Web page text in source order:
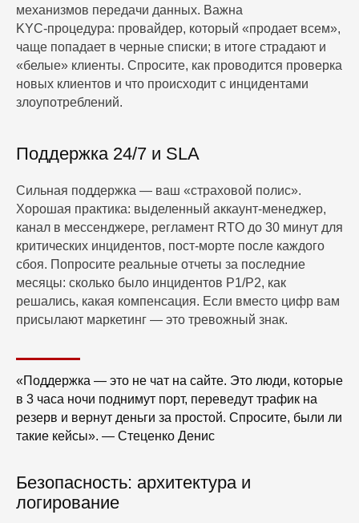
механизмов передачи данных. Важна
KYC‑процедура: провайдер, который «продает всем»,
чаще попадает в черные списки; в итоге страдают и
«белые» клиенты. Спросите, как проводится проверка
новых клиентов и что происходит с инцидентами
злоупотреблений.
Поддержка 24/7 и SLA
Сильная поддержка — ваш «страховой полис».
Хорошая практика: выделенный аккаунт‑менеджер,
канал в мессенджере, регламент RTO до 30 минут для
критических инцидентов, пост‑морте после каждого
сбоя. Попросите реальные отчеты за последние
месяцы: сколько было инцидентов P1/P2, как
решались, какая компенсация. Если вместо цифр вам
присылают маркетинг — это тревожный знак.
«Поддержка — это не чат на сайте. Это люди, которые
в 3 часа ночи поднимут порт, переведут трафик на
резерв и вернут деньги за простой. Спросите, были ли
такие кейсы». — Стеценко Денис
Безопасность: архитектура и
логирование